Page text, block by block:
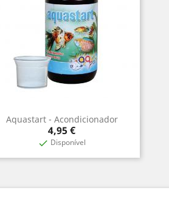
Aquastart - Acondicionador
Precio
4,95 €
 Disponível
Vista rápida